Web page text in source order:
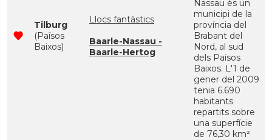
Tilburg
(Països
Baixos)
Llocs fantàstics
Baarle-Nassau -
Baarle-Hertog
Nassau és un
municipi de la
província del
Brabant del
Nord, al sud
dels Països
Baixos. L'1 de
gener del 2009
tenia 6.690
habitants
repartits sobre
una superfície
de 76,30 km²